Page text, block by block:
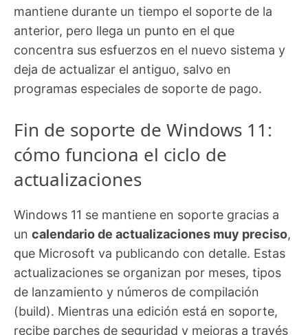
mantiene durante un tiempo el soporte de la
anterior, pero llega un punto en el que
concentra sus esfuerzos en el nuevo sistema y
deja de actualizar el antiguo, salvo en
programas especiales de soporte de pago.
Fin de soporte de Windows 11:
cómo funciona el ciclo de
actualizaciones
Windows 11 se mantiene en soporte gracias a
un calendario de actualizaciones muy preciso,
que Microsoft va publicando con detalle. Estas
actualizaciones se organizan por meses, tipos
de lanzamiento y números de compilación
(build). Mientras una edición está en soporte,
recibe parches de seguridad y mejoras a través